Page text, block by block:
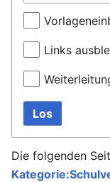
Links
Los
Die folgenden